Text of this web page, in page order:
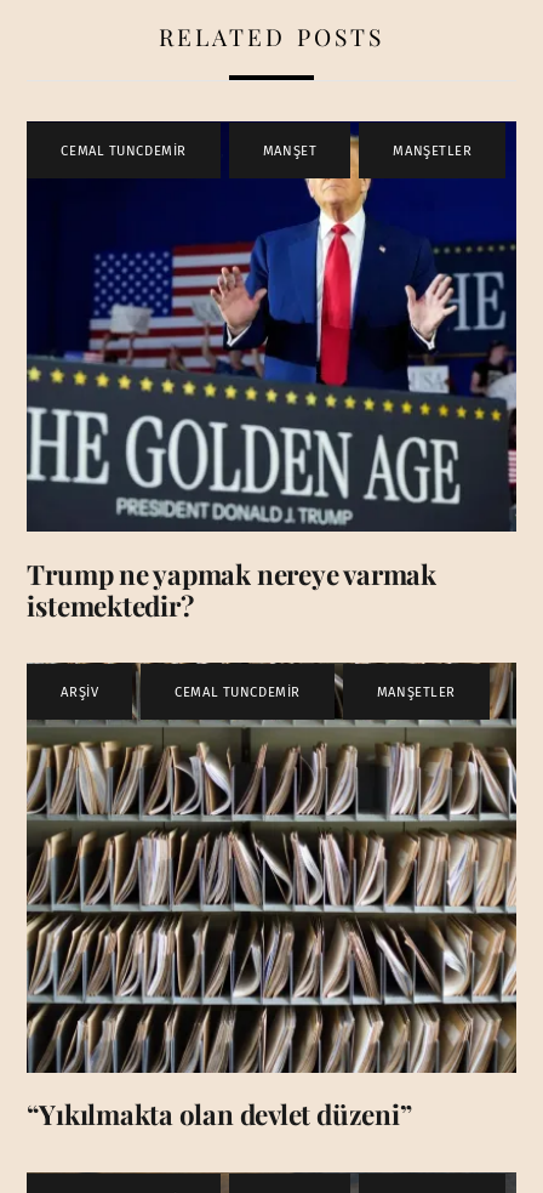
RELATED POSTS
CEMAL TUNCDEMİR MANŞET , MANŞETLER
Trump ne yapmak nereye varmak
istemektedir?
ARŞİV CEMAL TUNCDEMİR , MANŞETLER
“Yıkılmakta olan devlet düzeni”